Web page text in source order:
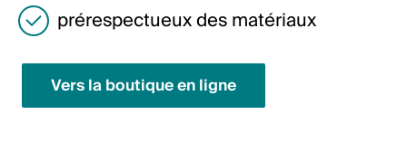
English
Allemagne
Deutsch
prérespectueux des matériaux
Vers la boutique en ligne